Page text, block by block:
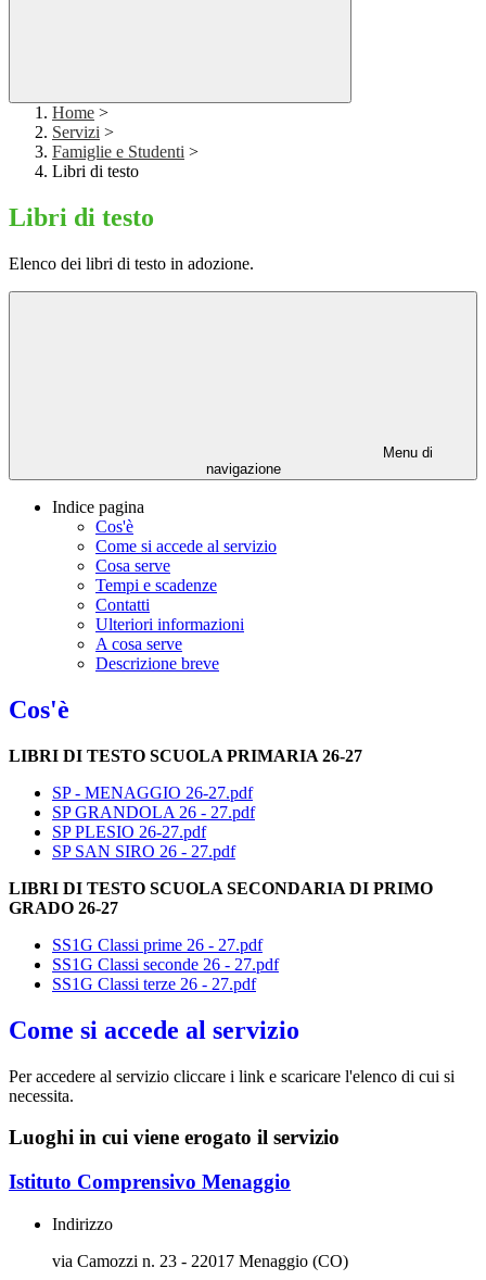
Home >
Servizi >
Famiglie e Studenti >
Libri di testo
Libri di testo
Elenco dei libri di testo in adozione.
Menu di
navigazione
Indice pagina
Cos'è
Come si accede al servizio
Cosa serve
Tempi e scadenze
Contatti
Ulteriori informazioni
A cosa serve
Descrizione breve
Cos'è
LIBRI DI TESTO SCUOLA PRIMARIA 26-27
SP - MENAGGIO 26-27.pdf
SP GRANDOLA 26 - 27.pdf
SP PLESIO 26-27.pdf
SP SAN SIRO 26 - 27.pdf
LIBRI DI TESTO SCUOLA SECONDARIA DI PRIMO
GRADO 26-27
SS1G Classi prime 26 - 27.pdf
SS1G Classi seconde 26 - 27.pdf
SS1G Classi terze 26 - 27.pdf
Come si accede al servizio
Per accedere al servizio cliccare i link e scaricare l'elenco di cui si
necessita.
Luoghi in cui viene erogato il servizio
Istituto Comprensivo Menaggio
Indirizzo
via Camozzi n. 23 - 22017 Menaggio (CO)